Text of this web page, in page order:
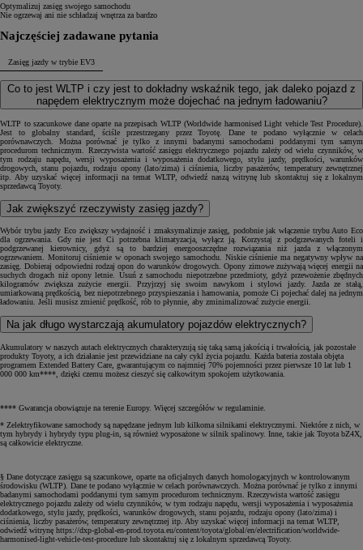
Optymalizuj zasięg swojego samochodu
Nie ogrzewaj ani nie schładzaj wnętrza za bardzo
Najczęściej zadawane pytania
Zasięg jazdy w trybie EV3
Co to jest WLTP i czy jest to dokładny wskaźnik tego, jak daleko pojazd z
napędem elektrycznym może dojechać na jednym ładowaniu?
WLTP to szacunkowe dane oparte na przepisach WLTP (Worldwide harmonised Light vehicle Test Procedure).
Jest to globalny standard, ściśle przestrzegany przez Toyotę. Dane te podano wyłącznie w celach
porównawczych. Można porównać je tylko z innymi badanymi samochodami poddanymi tym samym
procedurom technicznym. Rzeczywista wartość zasięgu elektrycznego pojazdu zależy od wielu czynników, w
tym rodzaju napędu, wersji wyposażenia i wyposażenia dodatkowego, stylu jazdy, prędkości, warunków
drogowych, stanu pojazdu, rodzaju opony (lato/zima) i ciśnienia, liczby pasażerów, temperatury zewnętrznej
itp. Aby uzyskać więcej informacji na temat WLTP, odwiedź naszą witrynę lub skontaktuj się z lokalnym
sprzedawcą Toyoty.
Jak zwiększyć rzeczywisty zasięg jazdy?
Wybór trybu jazdy Eco zwiększy wydajność i zmaksymalizuje zasięg, podobnie jak włączenie trybu Auto Eco
dla ogrzewania. Gdy nie jest Ci potrzebna klimatyzacja, wyłącz ją. Korzystaj z podgrzewanych foteli i
podgrzewanej kierownicy, gdyż są to bardziej energooszczędne rozwiązania niż jazda z włączonym
ogrzewaniem. Monitoruj ciśnienie w oponach swojego samochodu. Niskie ciśnienie ma negatywny wpływ na
zasięg. Dobieraj odpowiedni rodzaj opon do warunków drogowych. Opony zimowe zużywają więcej energii na
suchych drogach niż opony letnie. Usuń z samochodu niepotrzebne przedmioty, gdyż przewożenie zbędnych
kilogramów zwiększa zużycie energii. Przyjrzyj się swoim nawykom i stylowi jazdy. Jazda ze stałą,
umiarkowaną prędkością, bez niepotrzebnego przyspieszania i hamowania, pomoże Ci pojechać dalej na jednym
ładowaniu. Jeśli musisz zmienić prędkość, rób to płynnie, aby zminimalizować zużycie energii.
Na jak długo wystarczają akumulatory pojazdów elektrycznych?
Akumulatory w naszych autach elektrycznych charakteryzują się taką samą jakością i trwałością, jak pozostałe
produkty Toyoty, a ich działanie jest przewidziane na cały cykl życia pojazdu. Każda bateria została objęta
programem Extended Battery Care, gwarantującym co najmniej 70% pojemności przez pierwsze 10 lat lub 1
000 000 km****, dzięki czemu możesz cieszyć się całkowitym spokojem użytkowania.
**** Gwarancja obowiązuje na terenie Europy. Więcej szczegółów w regulaminie.
* Zelektryfikowane samochody są napędzane jednym lub kilkoma silnikami elektrycznymi. Niektóre z nich, w
tym hybrydy i hybrydy typu plug-in, są również wyposażone w silnik spalinowy. Inne, takie jak Toyota bZ4X,
są całkowicie elektryczne.
§ Dane dotyczące zasięgu są szacunkowe, oparte na oficjalnych danych homologacyjnych w kontrolowanym
środowisku (WLTP). Dane te podano wyłącznie w celach porównawczych. Można porównać je tylko z innymi
badanymi samochodami poddanymi tym samym procedurom technicznym. Rzeczywista wartość zasięgu
elektrycznego pojazdu zależy od wielu czynników, w tym rodzaju napędu, wersji wyposażenia i wyposażenia
dodatkowego, stylu jazdy, prędkości, warunków drogowych, stanu pojazdu, rodzaju opony (lato/zima) i
ciśnienia, liczby pasażerów, temperatury zewnętrznej itp. Aby uzyskać więcej informacji na temat WLTP,
odwiedź witrynę https://dxp-global-en-prod.toyota.eu/content/toyota/global/en/electrification/worldwide-
harmonised-light-vehicle-test-procedure lub skontaktuj się z lokalnym sprzedawcą Toyoty.